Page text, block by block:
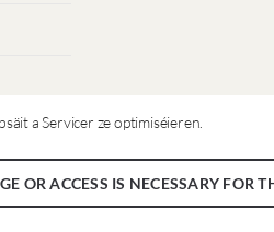
a Servicer ze optimiséieren.
OR ACCESS IS NECESSARY FOR